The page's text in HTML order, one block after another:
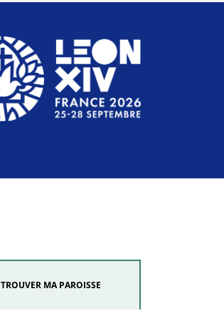
TROUVER MA PAROISSE